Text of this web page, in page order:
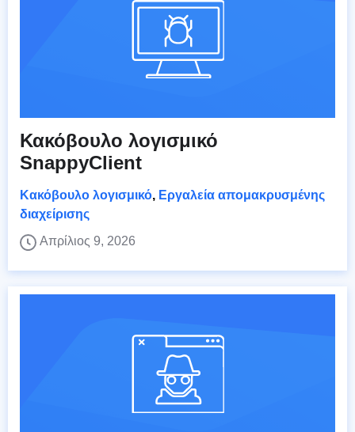
Κακόβουλο λογισμικό
SnappyClient
Κακόβουλο λογισμικό, Εργαλεία απομακρυσμένης
διαχείρισης
Απρίλιος 9, 2026